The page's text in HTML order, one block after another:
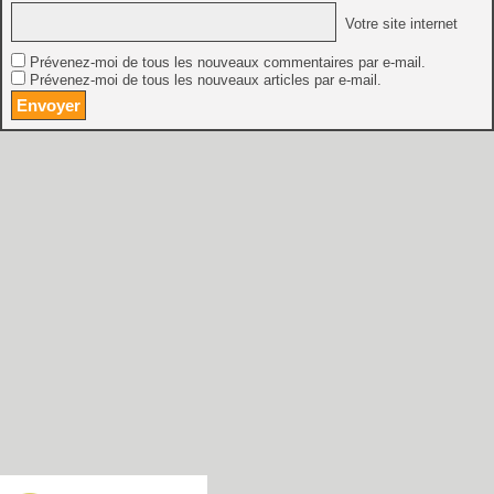
Votre site internet
Prévenez-moi de tous les nouveaux commentaires par e-mail.
Prévenez-moi de tous les nouveaux articles par e-mail.